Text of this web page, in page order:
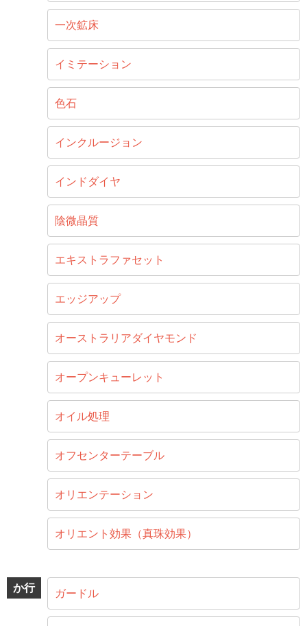
一次鉱床
イミテーション
色石
インクルージョン
インドダイヤ
陰微晶質
エキストラファセット
エッジアップ
オーストラリアダイヤモンド
オープンキューレット
オイル処理
オフセンターテーブル
オリエンテーション
オリエント効果（真珠効果）
か行 ガードル